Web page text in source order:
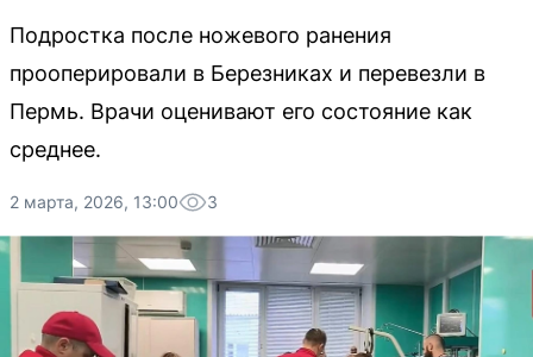
Подростка после ножевого ранения
прооперировали в Березниках и перевезли в
Пермь. Врачи оценивают его состояние как
среднее.
2 марта, 2026, 13:00 3